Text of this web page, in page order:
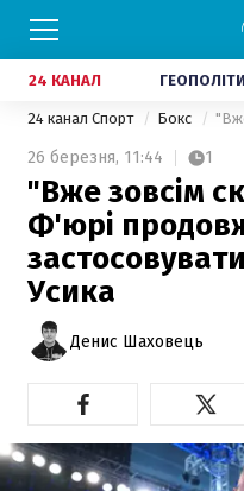
24 КАНАЛ
24 канал Спорт Бокс
26 березня, 11:44 1
"Вже зовсім
Ф'юрі
Усика
Денис Шаховець